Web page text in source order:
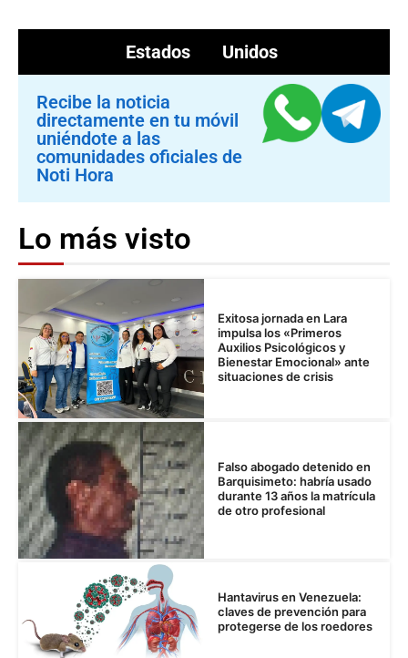
Estados Unidos
Recibe la noticia
directamente en tu móvil
uniéndote a las
comunidades oficiales de
Noti Hora
Lo más visto
Exitosa jornada en Lara
impulsa los «Primeros
Auxilios Psicológicos y
Bienestar Emocional» ante
situaciones de crisis
Falso abogado detenido en
Barquisimeto: habría usado
durante 13 años la matrícula
de otro profesional
Hantavirus en Venezuela:
claves de prevención para
protegerse de los roedores